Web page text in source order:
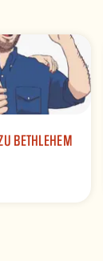
BETHLEHEM